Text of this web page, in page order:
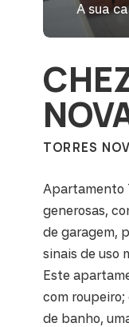
A sua
TORRES
Apartamento
generosas,
de garagem,
sinais de uso
Este
com
de banho,